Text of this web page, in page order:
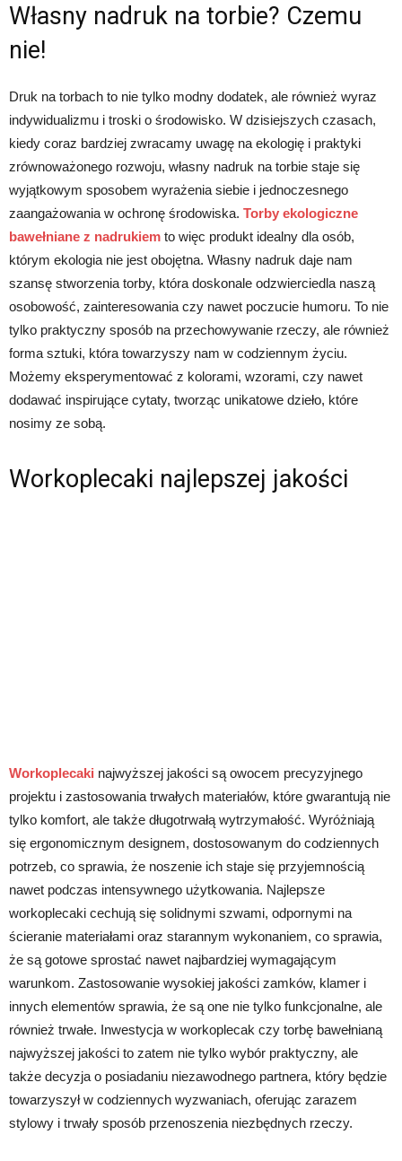
Własny nadruk na torbie? Czemu
nie!
Druk na torbach to nie tylko modny dodatek, ale również wyraz
indywidualizmu i troski o środowisko. W dzisiejszych czasach,
kiedy coraz bardziej zwracamy uwagę na ekologię i praktyki
zrównoważonego rozwoju, własny nadruk na torbie staje się
wyjątkowym sposobem wyrażenia siebie i jednoczesnego
zaangażowania w ochronę środowiska. Torby ekologiczne
bawełniane z nadrukiem to więc produkt idealny dla osób,
którym ekologia nie jest obojętna. Własny nadruk daje nam
szansę stworzenia torby, która doskonale odzwierciedla naszą
osobowość, zainteresowania czy nawet poczucie humoru. To nie
tylko praktyczny sposób na przechowywanie rzeczy, ale również
forma sztuki, która towarzyszy nam w codziennym życiu.
Możemy eksperymentować z kolorami, wzorami, czy nawet
dodawać inspirujące cytaty, tworząc unikatowe dzieło, które
nosimy ze sobą.
Workoplecaki najlepszej jakości
Workoplecaki najwyższej jakości są owocem precyzyjnego
projektu i zastosowania trwałych materiałów, które gwarantują nie
tylko komfort, ale także długotrwałą wytrzymałość. Wyróżniają
się ergonomicznym designem, dostosowanym do codziennych
potrzeb, co sprawia, że noszenie ich staje się przyjemnością
nawet podczas intensywnego użytkowania. Najlepsze
workoplecaki cechują się solidnymi szwami, odpornymi na
ścieranie materiałami oraz starannym wykonaniem, co sprawia,
że są gotowe sprostać nawet najbardziej wymagającym
warunkom. Zastosowanie wysokiej jakości zamków, klamer i
innych elementów sprawia, że są one nie tylko funkcjonalne, ale
również trwałe. Inwestycja w workoplecak czy torbę bawełnianą
najwyższej jakości to zatem nie tylko wybór praktyczny, ale
także decyzja o posiadaniu niezawodnego partnera, który będzie
towarzyszył w codziennych wyzwaniach, oferując zarazem
stylowy i trwały sposób przenoszenia niezbędnych rzeczy.